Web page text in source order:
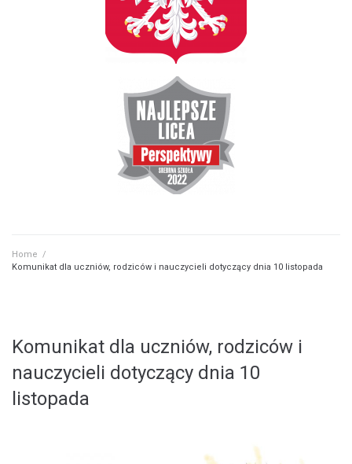
Home /
Komunikat dla uczniów, rodziców i nauczycieli dotyczący dnia 10 listopada
Komunikat dla uczniów, rodziców i
nauczycieli dotyczący dnia 10
listopada